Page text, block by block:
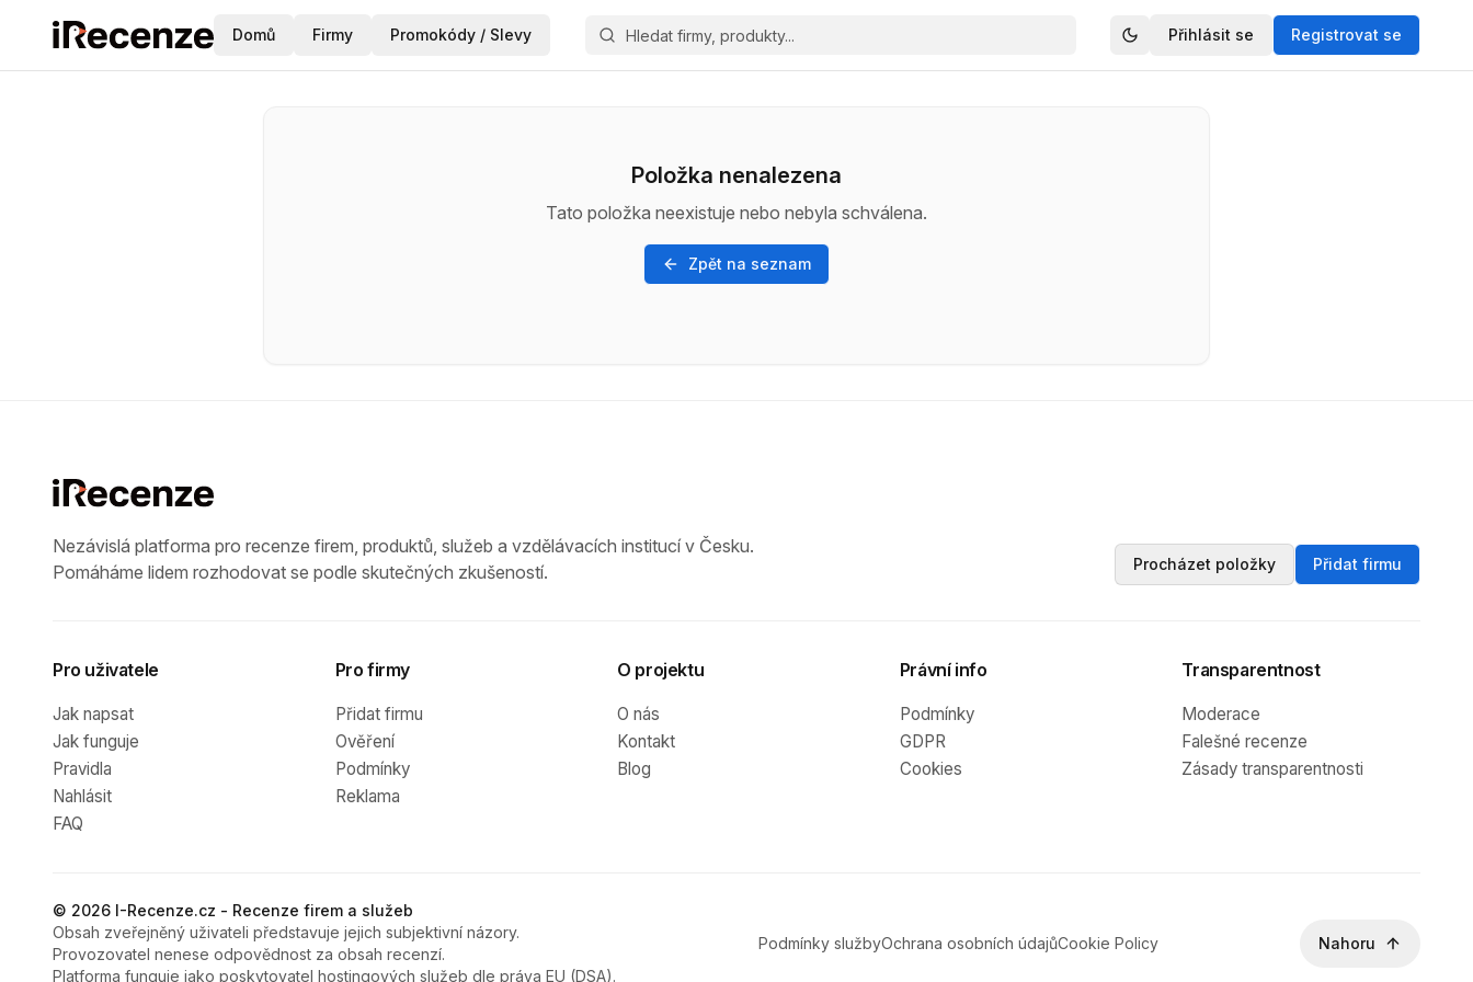
Domů Firmy Promokódy / Slevy Přihlásit se Registrovat se
Položka nenalezena
Tato položka neexistuje nebo nebyla schválena.
Zpět na seznam
Nezávislá platforma pro recenze firem, produktů, služeb a vzdělávacích institucí v Česku.
Pomáháme lidem rozhodovat se podle skutečných zkušeností.
Procházet položky Přidat firmu
Pro uživatele
Jak napsat
Jak funguje
Pravidla
Nahlásit
FAQ
Pro firmy
Přidat firmu
Ověření
Podmínky
Reklama
O projektu
O nás
Kontakt
Blog
Právní info
Podmínky
GDPR
Cookies
Transparentnost
Moderace
Falešné recenze
Zásady transparentnosti
© 2026 I-Recenze.cz - Recenze firem a služeb
Obsah zveřejněný uživateli představuje jejich subjektivní názory.
Provozovatel nenese odpovědnost za obsah recenzí.
Platforma funguje jako poskytovatel hostingových služeb dle práva EU (DSA).
Podmínky službyOchrana osobních údajůCookie Policy Nahoru